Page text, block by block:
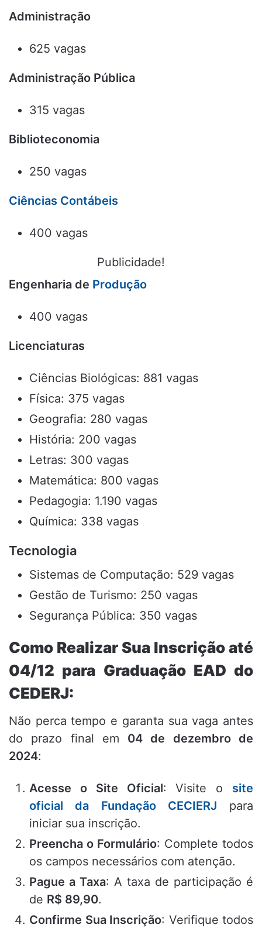
Administração
625 vagas
Administração Pública
315 vagas
Biblioteconomia
250 vagas
Ciências Contábeis
400 vagas
Publicidade!
Engenharia de Produção
400 vagas
Licenciaturas
Ciências Biológicas: 881 vagas
Física: 375 vagas
Geografia: 280 vagas
História: 200 vagas
Letras: 300 vagas
Matemática: 800 vagas
Pedagogia: 1.190 vagas
Química: 338 vagas
Tecnologia
Sistemas de Computação: 529 vagas
Gestão de Turismo: 250 vagas
Segurança Pública: 350 vagas
Como Realizar Sua Inscrição até
04/12 para Graduação EAD do
CEDERJ:
Não perca tempo e garanta sua vaga antes
do prazo final em 04 de dezembro de
2024:
Acesse o Site Oficial: Visite o site
oficial da Fundação CECIERJ para
iniciar sua inscrição.
Preencha o Formulário: Complete todos
os campos necessários com atenção.
Pague a Taxa: A taxa de participação é
de R$ 89,90.
Confirme Sua Inscrição: Verifique todos